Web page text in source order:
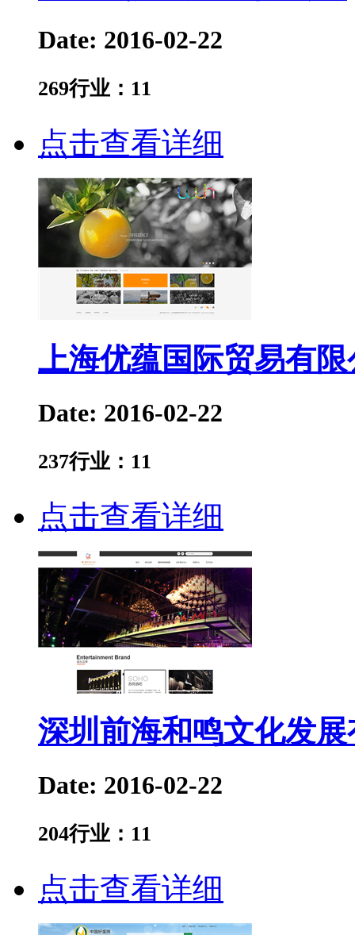
Date: 2016-02-22
269行业： 11
点击查看详细
上海优蕴国际贸易有限
Date: 2016-02-22
237行业： 11
点击查看详细
深圳前海和鸣文化发
Date: 2016-02-22
204行业： 11
点击查看详细